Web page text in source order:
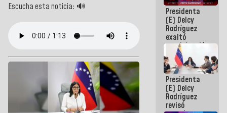
Escucha esta noticia: 🔊 Presidenta
(E) Delcy
Rodríguez
exaltó
participación
de
Venezuela
en Juegos
Centroamericanos
y del Caribe
2026
Presidenta
(E) Delcy
Rodríguez
revisó